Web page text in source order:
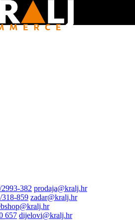
382 prodaja@kralj.hr
318-859 zadar@kralj.hr
657 dijelovi@kralj.hr